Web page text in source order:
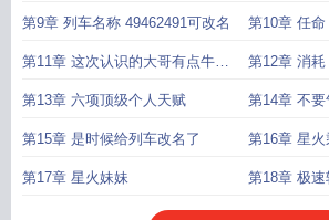
第9章 列车名称 49462491可改名 第10章 任命
第11章 这次认识的大哥有点牛比
啊
第12章 消耗
第13章 六项顶级个人天赋 第14章 不
款
第15章 是时候给列车改名了 第16章 星火
第17章 星火妹妹 第18章 极速